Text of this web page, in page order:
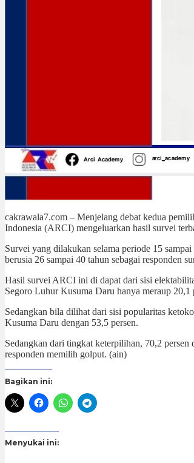
cakrawala7.com – Menjelang debat kedua
Indonesia (ARCI) mengeluarkan hasil survei
Survei yang dilakukan selama periode 15
berusia 26 sampai 40 tahun sebagai responden
Hasil survei ARCI ini di dapat dari sisi
Segoro Luhur Kusuma Daru hanya meraup 20,1
Sedangkan bila dilihat dari sisi popularitas
Kusuma Daru dengan 53,5 persen.
Sedangkan dari tingkat keterpilihan, 70,2
responden memilih golput. (ain)
Bagikan ini:
Menyukai ini: